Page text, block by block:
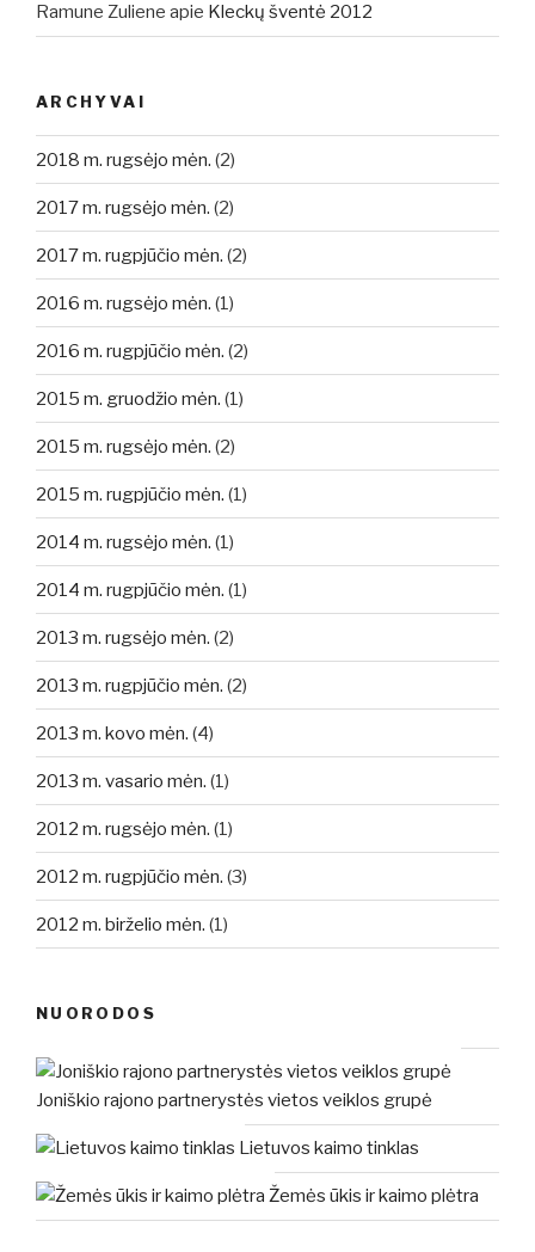
Ramune Zuliene apie Kleckų šventė 2012
ARCHYVAI
2018 m. rugsėjo mėn. (2)
2017 m. rugsėjo mėn. (2)
2017 m. rugpjūčio mėn. (2)
2016 m. rugsėjo mėn. (1)
2016 m. rugpjūčio mėn. (2)
2015 m. gruodžio mėn. (1)
2015 m. rugsėjo mėn. (2)
2015 m. rugpjūčio mėn. (1)
2014 m. rugsėjo mėn. (1)
2014 m. rugpjūčio mėn. (1)
2013 m. rugsėjo mėn. (2)
2013 m. rugpjūčio mėn. (2)
2013 m. kovo mėn. (4)
2013 m. vasario mėn. (1)
2012 m. rugsėjo mėn. (1)
2012 m. rugpjūčio mėn. (3)
2012 m. birželio mėn. (1)
NUORODOS
Joniškio rajono partnerystės vietos veiklos grupė
Lietuvos kaimo tinklas
Žemės ūkis ir kaimo plėtra